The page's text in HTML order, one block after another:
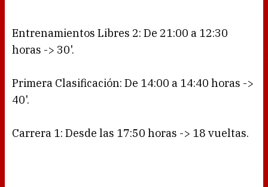
Entrenamientos Libres 2: De 21:00 a 12:30
horas -> 30'.
Primera Clasificación: De 14:00 a 14:40 horas ->
40'.
Carrera 1: Desde las 17:50 horas -> 18 vueltas.